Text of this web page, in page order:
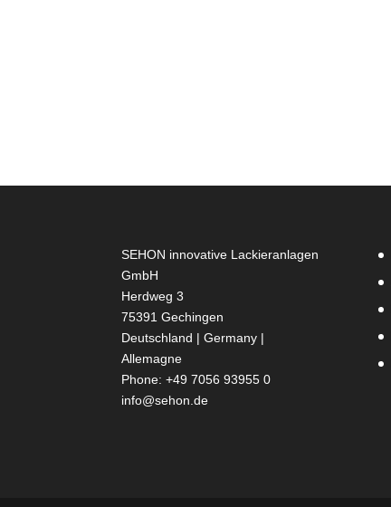
SEHON innovative Lackieranlagen
GmbH
Herdweg 3
75391 Gechingen
Deutschland | Germany |
Allemagne
Phone: +49 7056 93955 0
info@sehon.de